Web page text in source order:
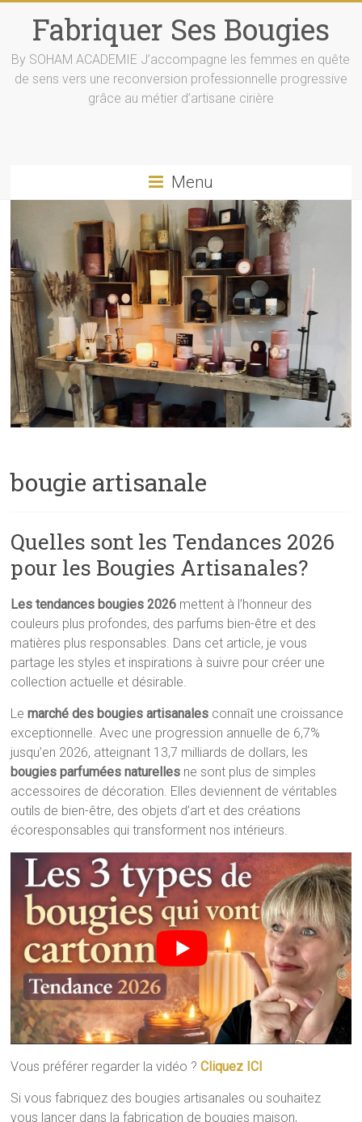
contentFabriquer Ses Bougies
By SOHAM ACADEMIE J’accompagne les femmes en quête
de sens vers une reconversion professionnelle progressive
grâce au métier d’artisane cirière
Menu
bougie artisanale
Quelles sont les Tendances 2026
pour les Bougies Artisanales?
Les tendances bougies 2026 mettent à l’honneur des
couleurs plus profondes, des parfums bien-être et des
matières plus responsables. Dans cet article, je vous
partage les styles et inspirations à suivre pour créer une
collection actuelle et désirable.
Lemarché des bougies artisanales connaît une croissance
exceptionnelle. Avec une progression annuelle de 6,7%
jusqu’en 2026, atteignant 13,7 milliards de dollars, les
bougies parfumées naturelles ne sont plus de simples
accessoires de décoration. Elles deviennent de véritables
outils de bien-être, des objets d’art et des créations
écoresponsables qui transforment nos intérieurs.
Vous préférer regarder la vidéo ?Cliquez ICI
Si vous fabriquez des bougies artisanales ou souhaitez
vous lancer dans la fabrication de bougies maison,